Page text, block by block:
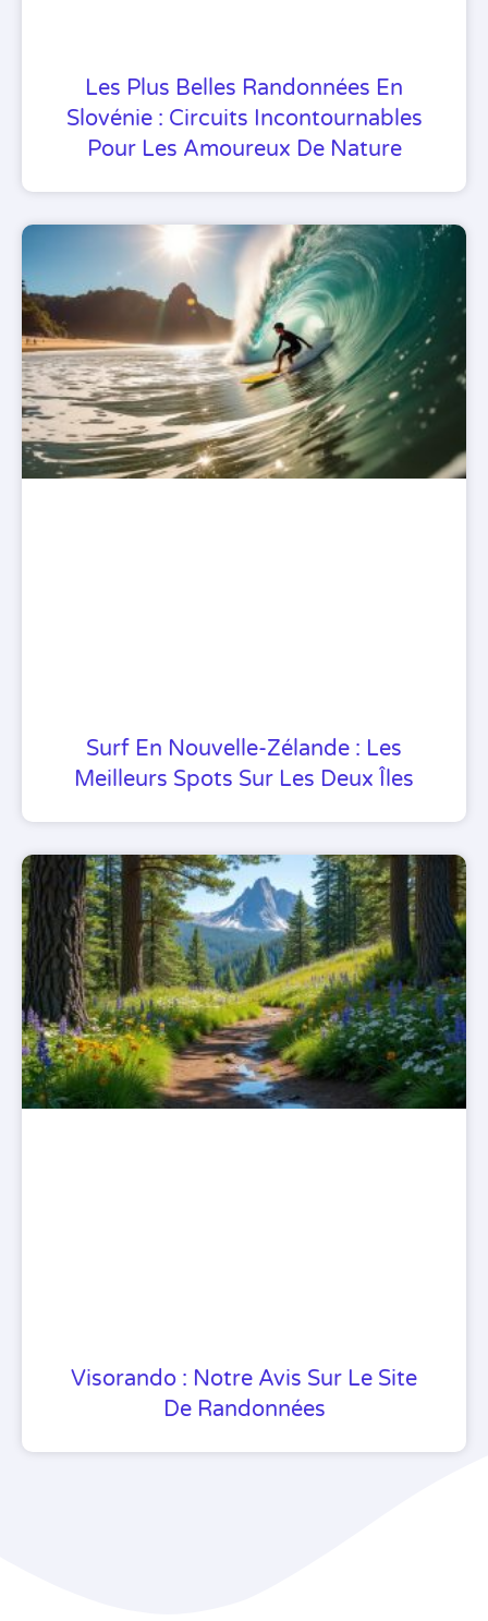
Les Plus Belles Randonnées En
Slovénie : Circuits Incontournables
Pour Les Amoureux De Nature
Surf En Nouvelle-Zélande : Les
Meilleurs Spots Sur Les Deux Îles
Visorando : Notre Avis Sur Le Site
De Randonnées